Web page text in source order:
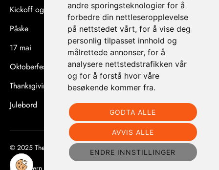
andre sporingsteknologier for å
forbedre din nettleseropplevelse
på nettstedet vårt, for å vise deg
personlig tilpasset innhold og
målrettede annonser, for å
analysere nettstedstrafikken vår
og for å forstå hvor våre
besøkende kommer fra.
GODTA ALLE
AVVIS ALLE
ENDRE INNSTILLINGER
Kickoff og teambuilding
Påske
17 mai
Oktoberfest
Thanksgiving
Julebord
© 2025 The Good Food | Levert av Horn Media
Personvern